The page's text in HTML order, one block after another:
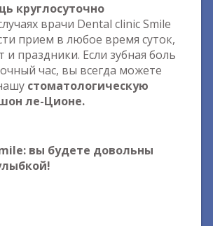
круглосуточно
врачи Dental clinic Smile
прием в любое время суток,
праздники. Если зубная боль
час, вы всегда можете
стоматологическую
ле-Ционе.
вы будете довольны